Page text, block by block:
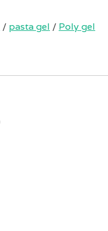
/ pasta gel / Poly gel